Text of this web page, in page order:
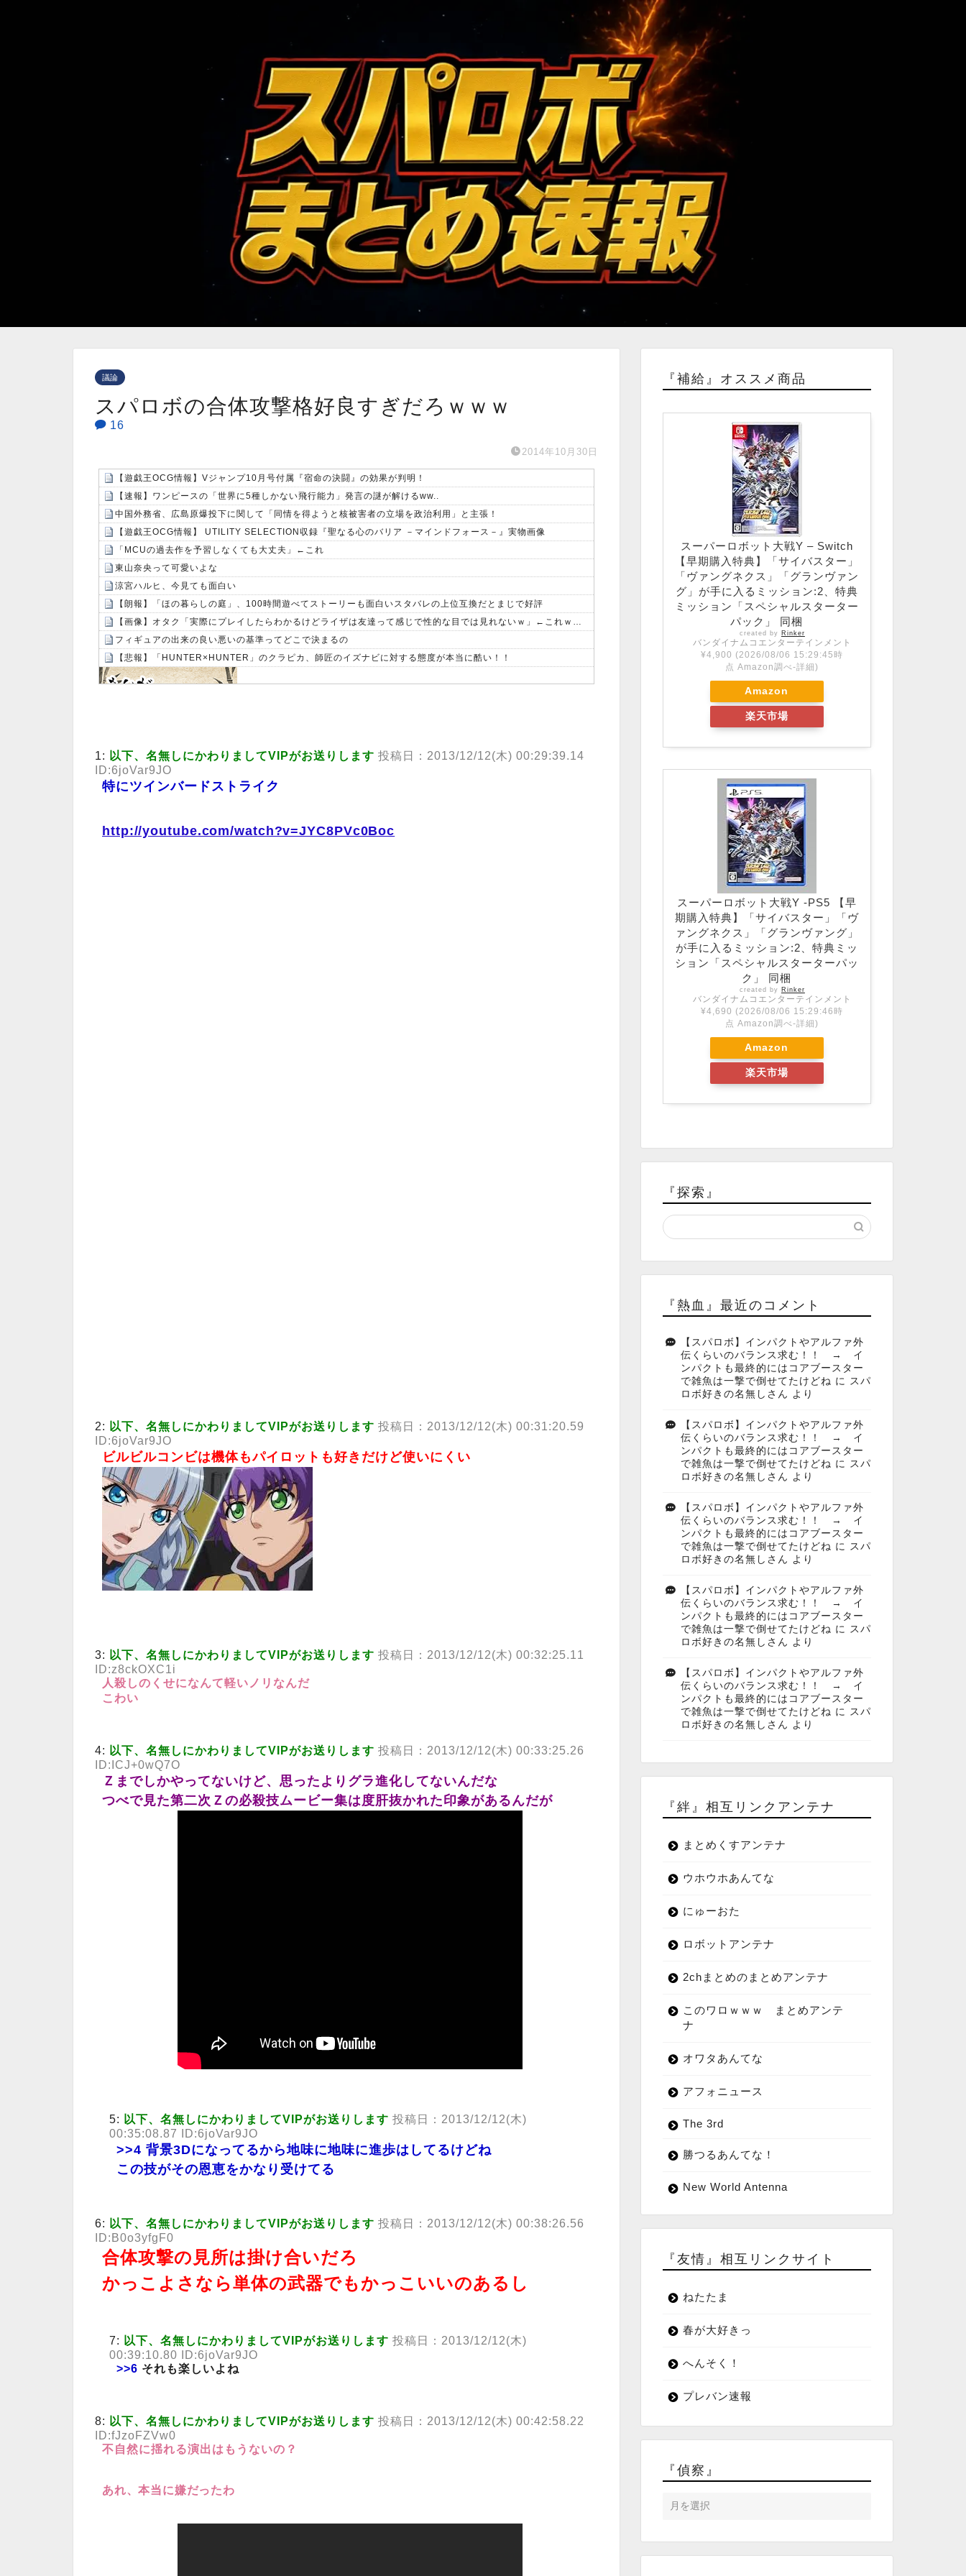
議論
スパロボの合体攻撃格好良すぎだろｗｗｗ
16
2014年10月30日
【遊戯王OCG情報】Vジャンプ10月号付属『宿命の決闘』の効果が判明！
【速報】ワンピースの「世界に5種しかない飛行能力」発言の謎が解けるww..
中国外務省、広島原爆投下に関して「同情を得ようと核被害者の立場を政治利用」と主張！
【遊戯王OCG情報】 UTILITY SELECTION収録『聖なる心のバリア －マインドフォース－』実物画像
「MCUの過去作を予習しなくても大丈夫」←これ
東山奈央って可愛いよな
涼宮ハルヒ、今見ても面白い
【朗報】「ほの暮らしの庭」、100時間遊べてストーリーも面白いスタバレの上位互換だとまじで好評
【画像】オタク「実際にプレイしたらわかるけどライザは友達って感じで性的な目では見れないｗ」←これｗｗｗｗ：26/08/06のニュース
フィギュアの出来の良い悪いの基準ってどこで決まるの
【悲報】「HUNTER×HUNTER」のクラピカ、師匠のイズナビに対する態度が本当に酷い！！
1: 以下、名無しにかわりましてVIPがお送りします 投稿日：2013/12/12(木) 00:29:39.14
ID:6joVar9JO
特にツインバードストライク
http://youtube.com/watch?v=JYC8PVc0Boc
2: 以下、名無しにかわりましてVIPがお送りします 投稿日：2013/12/12(木) 00:31:20.59
ID:6joVar9JO
ビルビルコンビは機体もパイロットも好きだけど使いにくい
3: 以下、名無しにかわりましてVIPがお送りします 投稿日：2013/12/12(木) 00:32:25.11
ID:z8ckOXC1i
人殺しのくせになんて軽いノリなんだ
こわい
4: 以下、名無しにかわりましてVIPがお送りします 投稿日：2013/12/12(木) 00:33:25.26
ID:ICJ+0wQ7O
Ｚまでしかやってないけど、思ったよりグラ進化してないんだな
つべで見た第二次Ｚの必殺技ムービー集は度肝抜かれた印象があるんだが
5: 以下、名無しにかわりましてVIPがお送りします 投稿日：2013/12/12(木)
00:35:08.87 ID:6joVar9JO
>>4 背景3Dになってるから地味に地味に進歩はしてるけどね
この技がその恩恵をかなり受けてる
6: 以下、名無しにかわりましてVIPがお送りします 投稿日：2013/12/12(木) 00:38:26.56
ID:B0o3yfgF0
合体攻撃の見所は掛け合いだろ
かっこよさなら単体の武器でもかっこいいのあるし
7: 以下、名無しにかわりましてVIPがお送りします 投稿日：2013/12/12(木)
00:39:10.80 ID:6joVar9JO
>>6 それも楽しいよね
8: 以下、名無しにかわりましてVIPがお送りします 投稿日：2013/12/12(木) 00:42:58.22
ID:fJzoFZVw0
不自然に揺れる演出はもうないの？
あれ、本当に嫌だったわ
『補給』オススメ商品
スーパーロボット大戦Y – Switch
【早期購入特典】「サイバスター」
「ヴァングネクス」「グランヴァン
グ」が手に入るミッション:2、特典
ミッション「スペシャルスターター
パック」 同梱
created by Rinker
バンダイナムコエンターテインメント
¥4,900 (2026/08/06 15:29:45時
点 Amazon調べ-詳細)
Amazon
楽天市場
スーパーロボット大戦Y -PS5 【早
期購入特典】「サイバスター」「ヴ
ァングネクス」「グランヴァング」
が手に入るミッション:2、特典ミッ
ション「スペシャルスターターパッ
ク」 同梱
created by Rinker
バンダイナムコエンターテインメント
¥4,690 (2026/08/06 15:29:46時
点 Amazon調べ-詳細)
Amazon
楽天市場
『探索』
『熱血』最近のコメント
【スパロボ】インパクトやアルファ外
伝くらいのバランス求む！！ → イ
ンパクトも最終的にはコアブースター
で雑魚は一撃で倒せてたけどね に
スパ
ロボ好きの名無しさん より
【スパロボ】インパクトやアルファ外
伝くらいのバランス求む！！ → イ
ンパクトも最終的にはコアブースター
で雑魚は一撃で倒せてたけどね に
スパ
ロボ好きの名無しさん より
【スパロボ】インパクトやアルファ外
伝くらいのバランス求む！！ → イ
ンパクトも最終的にはコアブースター
で雑魚は一撃で倒せてたけどね に
スパ
ロボ好きの名無しさん より
【スパロボ】インパクトやアルファ外
伝くらいのバランス求む！！ → イ
ンパクトも最終的にはコアブースター
で雑魚は一撃で倒せてたけどね に
スパ
ロボ好きの名無しさん より
【スパロボ】インパクトやアルファ外
伝くらいのバランス求む！！ → イ
ンパクトも最終的にはコアブースター
で雑魚は一撃で倒せてたけどね に
スパ
ロボ好きの名無しさん より
『絆』相互リンクアンテナ
まとめくすアンテナ
ウホウホあんてな
にゅーおた
ロボットアンテナ
2chまとめのまとめアンテナ
このワロｗｗｗ まとめアンテ
ナ
オワタあんてな
アフォニュース
The 3rd
勝つるあんてな！
New World Antenna
『友情』相互リンクサイト
ねたたま
春が大好きっ
へんそく！
プレバン速報
『偵察』